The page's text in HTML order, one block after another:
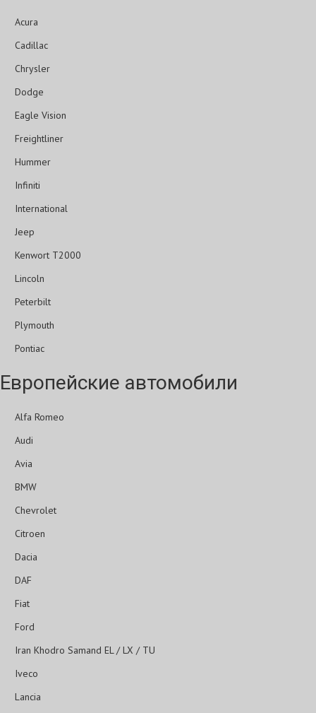
Acura
Cadillac
Chrysler
Dodge
Eagle Vision
Freightliner
Hummer
Infiniti
International
Jeep
Kenwort T2000
Lincoln
Peterbilt
Plymouth
Pontiac
Европейские автомобили
Alfa Romeo
Audi
Avia
BMW
Chevrolet
Citroen
Dacia
DAF
Fiat
Ford
Iran Khodro Samand EL / LX / TU
Iveco
Lancia